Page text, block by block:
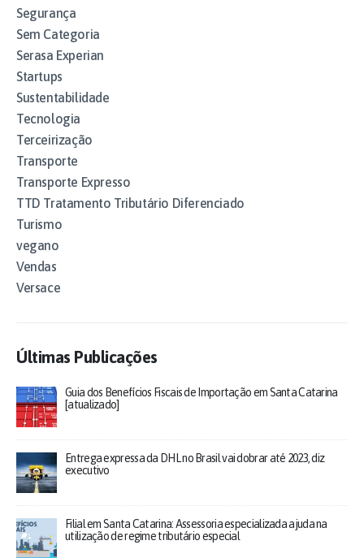
Segurança
Sem Categoria
Serasa Experian
Startups
Sustentabilidade
Tecnologia
Terceirização
Transporte
Transporte Expresso
TTD Tratamento Tributário Diferenciado
Turismo
vegano
Vendas
Versace
Últimas Publicações
Guia dos Benefícios Fiscais de Importação em Santa Catarina
[atualizado]
Entrega expressa da DHL no Brasil vai dobrar até 2023, diz
executivo
Filial em Santa Catarina: Assessoria especializada ajuda na
utilização de regime tributário especial